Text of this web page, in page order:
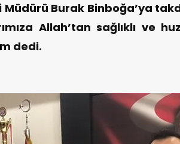
Müdürü Burak Binboğa’ya
Allah’tan sağlıklı ve
dedi.